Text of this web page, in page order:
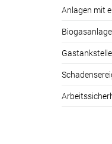
Anlagen mit